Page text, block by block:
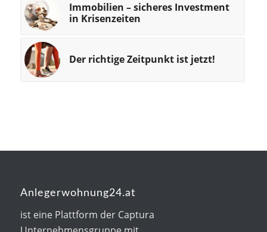
Immobilien – sicheres Investment
in Krisenzeiten
Der richtige Zeitpunkt ist jetzt!
Anlegerwohnung24.at
ist eine Plattform der Captura